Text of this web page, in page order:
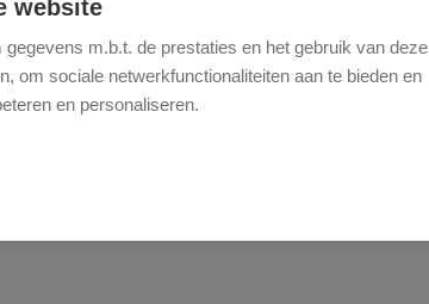
website
m.b.t. de prestaties en het gebruik van deze
om sociale netwerkfunctionaliteiten aan te bieden en
en personaliseren.